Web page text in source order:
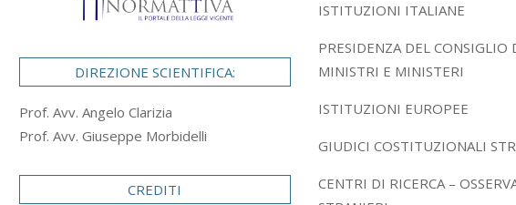
DIREZIONE SCIENTIFICA:
Prof. Avv. Angelo Clarizia
Prof. Avv. Giuseppe Morbidelli
CREDITI
ISTITUZIONI ITALIANE
PRESIDENZA DEL CONSIGLIO
MINISTRI E MINISTERI
ISTITUZIONI EUROPEE
GIUDICI COSTITUZIONALI
CENTRI DI RICERCA –